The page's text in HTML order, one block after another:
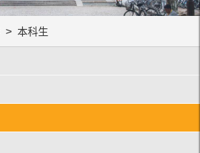
> 本科生